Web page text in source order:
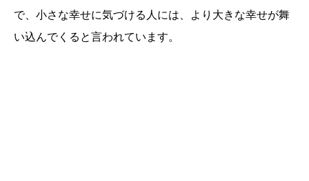
で、小さな幸せに気づける人には、より大きな幸せが舞
い込んでくると言われています。